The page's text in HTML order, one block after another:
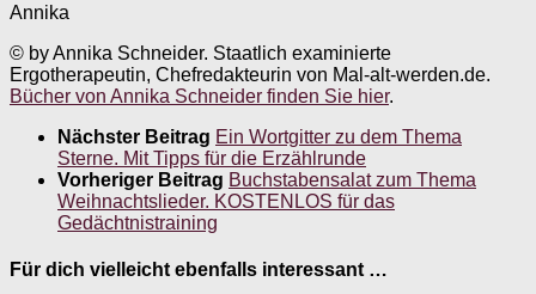
Annika
© by Annika Schneider. Staatlich examinierte
Ergotherapeutin, Chefredakteurin von Mal-alt-werden.de.
Bücher von Annika Schneider finden Sie hier.
Nächster Beitrag Ein Wortgitter zu dem Thema
Sterne. Mit Tipps für die Erzählrunde
Vorheriger Beitrag Buchstabensalat zum Thema
Weihnachtslieder. KOSTENLOS für das
Gedächtnistraining
Für dich vielleicht ebenfalls interessant …